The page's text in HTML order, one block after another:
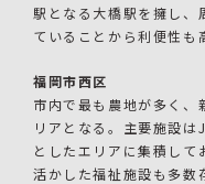
駅となる大橋駅を擁し、
ていることから利便性も
福岡市西区
市内で最も農地が多く、
リアとなる。主要施設
としたエリアに集積して
活かした福祉施設も多数